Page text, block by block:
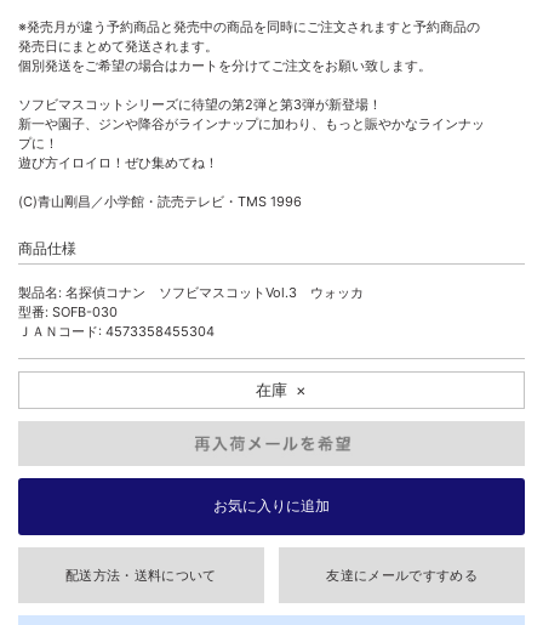
※発売月が違う予約商品と発売中の商品を同時にご注文されますと予約商品の
発売日にまとめて発送されます。
個別発送をご希望の場合はカートを分けてご注文をお願い致します。
ソフビマスコットシリーズに待望の第2弾と第3弾が新登場！
新一や園子、ジンや降谷がラインナップに加わり、もっと賑やかなラインナッ
プに！
遊び方イロイロ！ぜひ集めてね！
(C)青山剛昌／小学館・読売テレビ・TMS 1996
商品仕様
製品名: 名探偵コナン ソフビマスコットVol.3 ウォッカ
型番: SOFB-030
ＪＡＮコード: 4573358455304
在庫 ×
配送方法・送料について 友達にメールですすめる